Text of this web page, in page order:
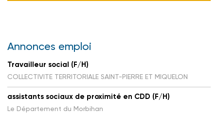
Annonces emploi
Travailleur social (F/H)
COLLECTIVITE TERRITORIALE SAINT-PIERRE ET MIQUELON
assistants sociaux de proximité en CDD (F/H)
Le Département du Morbihan